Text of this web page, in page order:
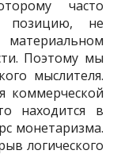
часто
пози­цию, не
Поэтому мы
мыслителя.
коммерческой
на­ходится в
монетаризма.
логического